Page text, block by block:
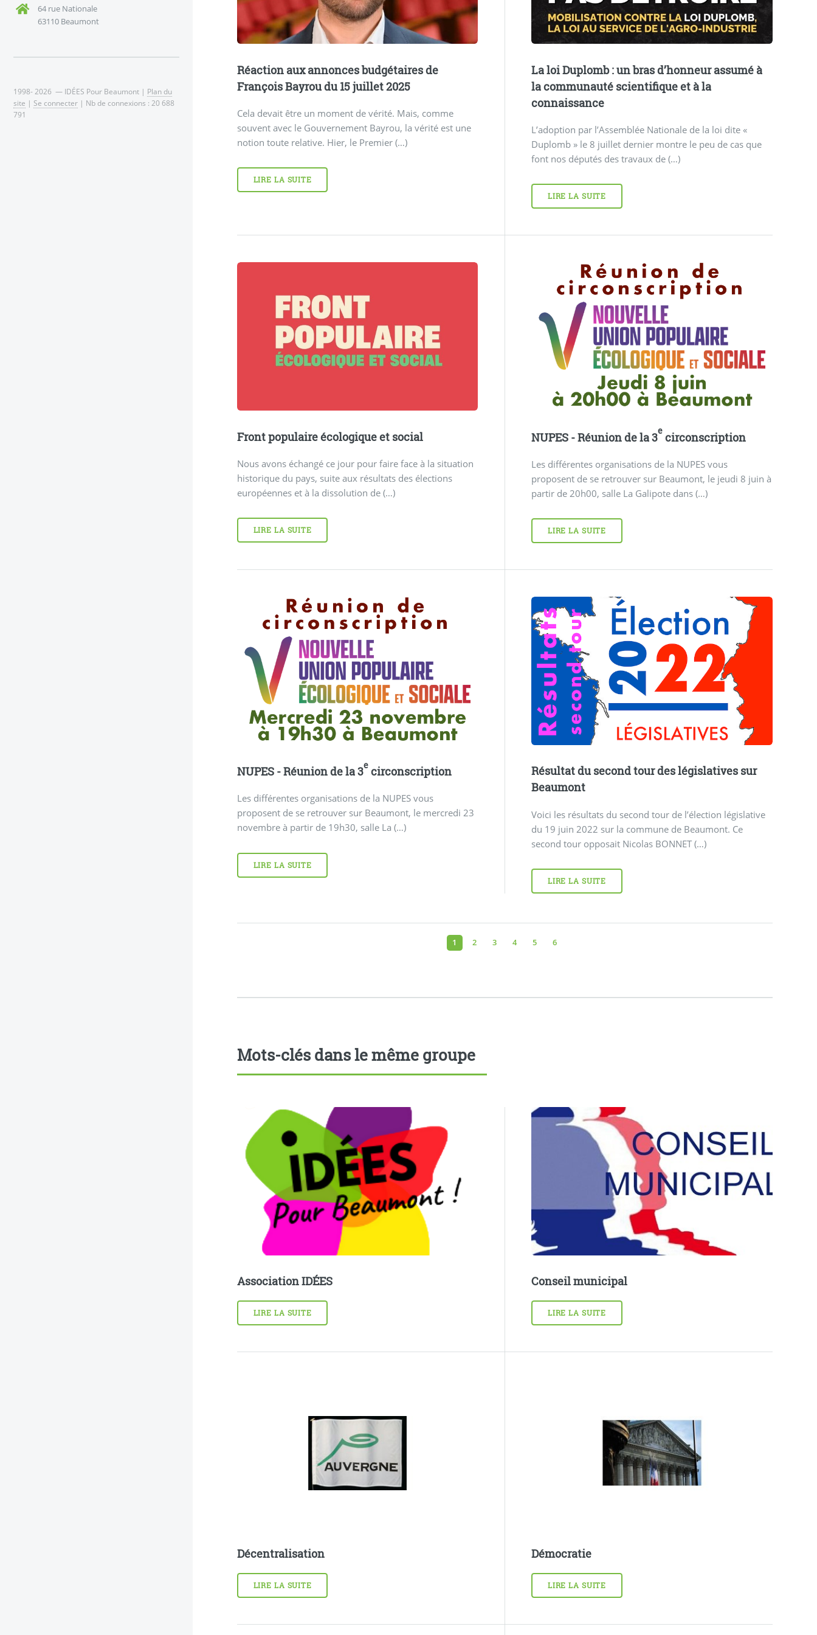
Réaction aux annonces budgétaires de
François Bayrou du 15 juillet 2025
Cela devait être un moment de vérité. Mais, comme
souvent avec le Gouvernement Bayrou, la vérité est une
notion toute relative. Hier, le Premier (…)
LIRE LA SUITE
La loi Duplomb : un bras d’honneur assumé à
la communauté scientifique et à la
connaissance
L’adoption par l’Assemblée Nationale de la loi dite «
Duplomb » le 8 juillet dernier montre le peu de cas que
font nos députés des travaux de (…)
LIRE LA SUITE
Front populaire écologique et social
Nous avons échangé ce jour pour faire face à la situation
historique du pays, suite aux résultats des élections
européennes et à la dissolution de (…)
LIRE LA SUITE
NUPES - Réunion de la 3e circonscription
Les différentes organisations de la NUPES vous
proposent de se retrouver sur Beaumont, le jeudi 8 juin à
partir de 20h00, salle La Galipote dans (…)
LIRE LA SUITE
NUPES - Réunion de la 3e circonscription
Les différentes organisations de la NUPES vous
proposent de se retrouver sur Beaumont, le mercredi 23
novembre à partir de 19h30, salle La (…)
LIRE LA SUITE
Résultat du second tour des législatives sur
Beaumont
Voici les résultats du second tour de l’élection législative
du 19 juin 2022 sur la commune de Beaumont. Ce
second tour opposait Nicolas BONNET (…)
LIRE LA SUITE
1 2 3 4 5 6
Mots-clés dans le même groupe
Association IDÉES
LIRE LA SUITE
Conseil municipal
LIRE LA SUITE
Décentralisation
LIRE LA SUITE
Démocratie
LIRE LA SUITE
64 rue Nationale
63110 Beaumont
1998- 2026 — IDÉES Pour Beaumont | Plan du
site | Se connecter | Nb de connexions : 20 688
791